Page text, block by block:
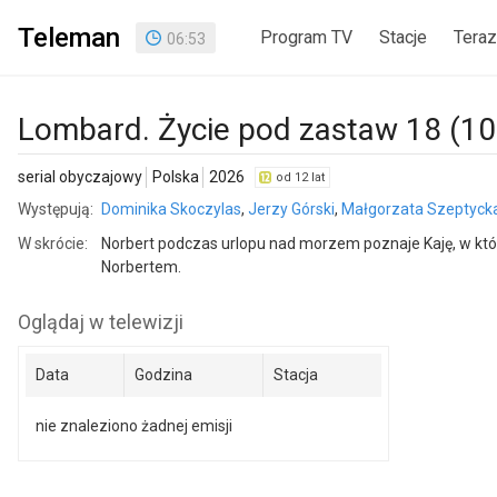
Teleman 06:53 Program TV Stacje
Lombard. Życie pod zastaw 18
serial obyczajowy Polska 2026 od 12 lat
Występują: Dominika Skoczylas, Jerzy Górski, Małgorzata
W skrócie:
Norbert podczas urlopu nad morzem poznaje Kaję, w
Norbertem.
Oglądaj w telewizji
Data Godzina Stacja
nie znaleziono żadnej emisji